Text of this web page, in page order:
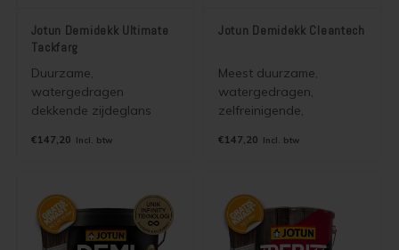
Jotun Demidekk Ultimate
Tackfarg
Duurzame,
watergedragen
dekkende zijdeglans
binnen en buiten die de
onderhoudsintervallen
mogelijk maakt.
€147,20 Incl. btw
Jotun Demidekk Cleantech
Meest duurzame,
watergedragen,
zelfreinigende,
dekkende, zijdeglans
houtstructuur
accentueert en lange
onderhoudsintervallen
€147,20 Incl. btw